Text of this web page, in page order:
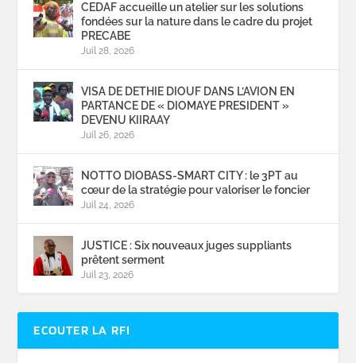
CEDAF accueille un atelier sur les solutions
fondées sur la nature dans le cadre du projet
PRECABE
Juil 28, 2026
VISA DE DETHIE DIOUF DANS L’AVION EN
PARTANCE DE « DIOMAYE PRESIDENT »
DEVENU KIIRAAY
Juil 26, 2026
NOTTO DIOBASS-SMART CITY : le 3PT au
cœur de la stratégie pour valoriser le foncier
Juil 24, 2026
JUSTICE : Six nouveaux juges suppliants
prêtent serment
Juil 23, 2026
ECOUTER LA RFI